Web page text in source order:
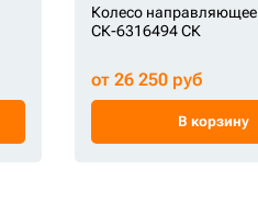
Колесо направляющее
СК-6316494 СК
от 26 250 руб
В корзину